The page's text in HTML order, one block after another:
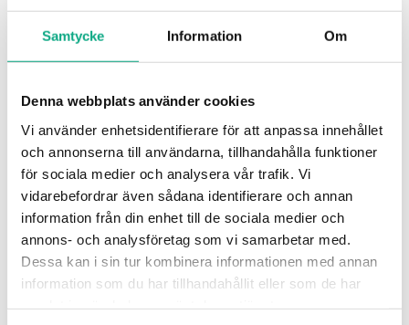
Samtycke Information Om
Denna webbplats använder cookies
Vi använder enhetsidentifierare för att anpassa innehållet
och annonserna till användarna, tillhandahålla funktioner
för sociala medier och analysera vår trafik. Vi
vidarebefordrar även sådana identifierare och annan
information från din enhet till de sociala medier och
annons- och analysföretag som vi samarbetar med.
Dessa kan i sin tur kombinera informationen med annan
information som du har tillhandahållit eller som de har
Stamspolning i Bromma
fastigheten och förebygger återkommande stopp i
systemet.
Stamspolning i Bromma